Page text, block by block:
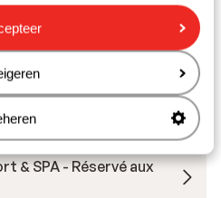
- Fuerteventura
& SPA - Réservé aux